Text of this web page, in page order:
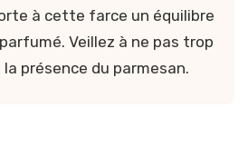
à cette farce un équilibre
Veillez à ne pas trop
présence du parmesan.